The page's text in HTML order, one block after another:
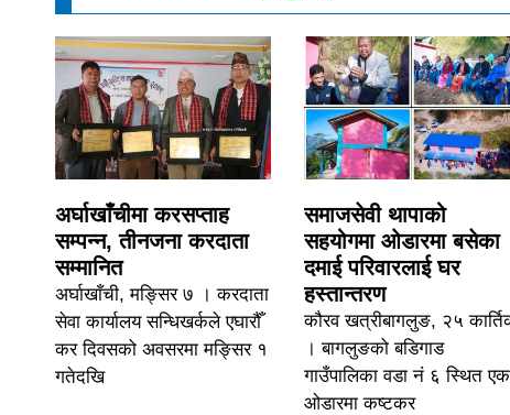
अर्घाखाँचीमा करसप्ताह
सम्पन्न, तीनजना करदाता
सम्मानित
अर्घाखाँची, मङ्सिर ७ । करदाता
सेवा कार्यालय सन्धिखर्कले एघारौँ
कर दिवसको अवसरमा मङ्सिर १
गतेदखि
समाजसेवी थापाको
सहयोगमा ओडारमा बसेका
दमाई परिवारलाई घर
हस्तान्तरण
कौरव खत्रीबागलुङ, २५
। बागलुङको बडिगाड
गाउँपालिका वडा नं ६ स्थित एक
ओडारमा कष्टकर